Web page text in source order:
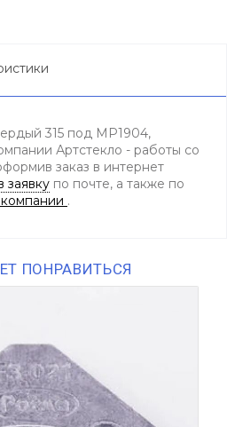
315 под МР1904,
Артстекло - работы со
заказ в интернет
заявку по почте, а также по
.
ПОНРАВИТЬСЯ